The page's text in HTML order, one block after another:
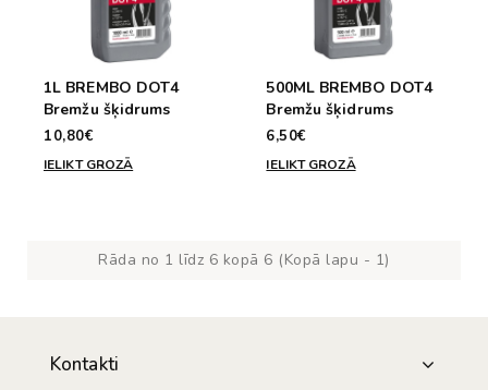
1L BREMBO DOT4
Bremžu šķidrums
10,80€
IELIKT GROZĀ
500ML BREMBO DOT4
Bremžu šķidrums
6,50€
IELIKT GROZĀ
Rāda no 1 līdz 6 kopā 6 (Kopā lapu - 1)
Kontakti